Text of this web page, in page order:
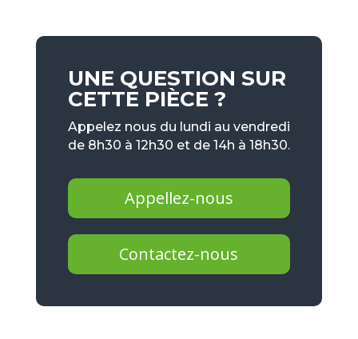
UNE QUESTION SUR
CETTE PIÈCE ?
Appelez nous du lundi au vendredi
de 8h30 à 12h30 et de 14h à 18h30.
Appellez-nous
Contactez-nous